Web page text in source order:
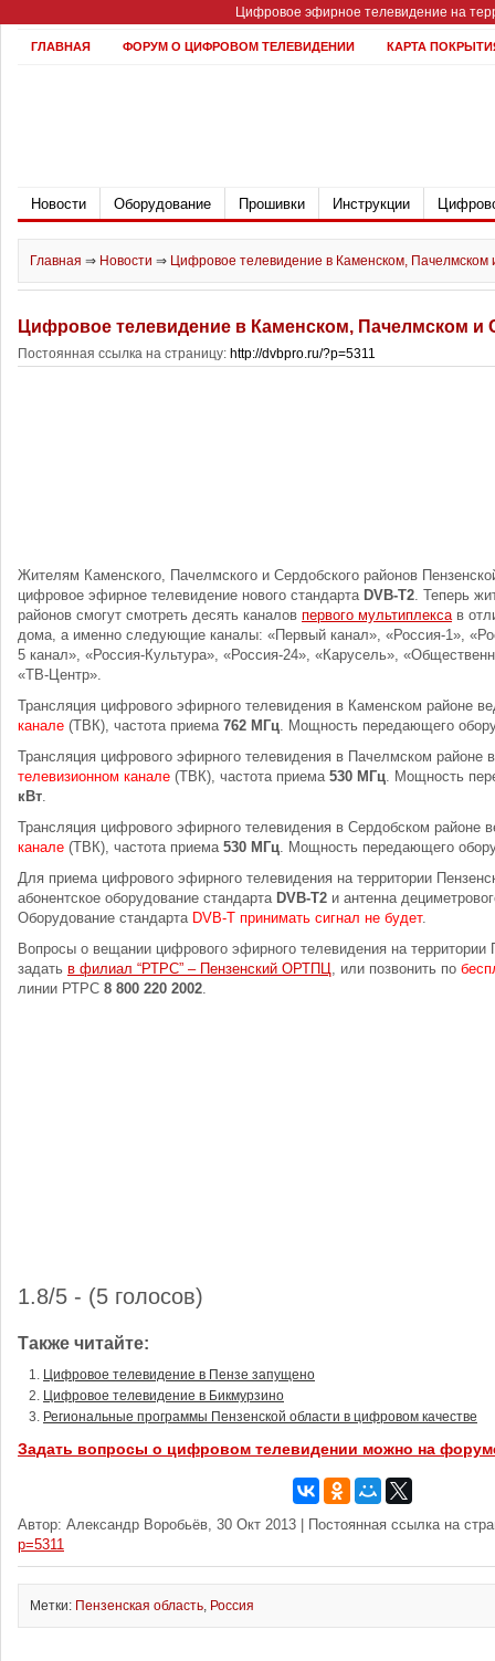
Цифровое эфирное телевидение на
ГЛАВНАЯ ФОРУМ О ЦИФРОВОМ ТЕЛЕВИДЕНИИ КАРТА
Новости Оборудование Прошивки Инструкции
Главная ⇒ Новости ⇒ Цифровое телевидение в Каменском, Пачелмском
Цифровое телевидение в Каменском, Пачелмском и
Постоянная ссылка на страницу: http://dvbpro.ru/?p=5311
Жителям Каменского, Пачелмского и Сердобского районов
цифровое эфирное телевидение нового стандарта DVB-T2. Теперь
районов смогут смотреть десять каналов первого мультиплексав
дома, а именно следующие каналы: «Первый канал», «Россия-1»,
5 канал», «Россия-Культура», «Россия-24», «Карусель»,
«ТВ-Центр».
Трансляция цифрового эфирного телевидения в Каменском районе
канале (ТВК), частота приема 762 МГц. Мощность передающего
Трансляция цифрового эфирного телевидения в Пачелмском районе
телевизионном канале (ТВК), частота приема 530 МГц. Мощность
кВт.
Трансляция цифрового эфирного телевидения в Сердобском районе
канале (ТВК), частота приема 530 МГц. Мощность передающего
Для приема цифрового эфирного телевидения на территории
абонентское оборудование стандарта DVB-T2 и антенна
Оборудование стандарта DVB-T принимать сигнал не будет.
Вопросы о вещании цифрового эфирного телевидения на территории
задать в филиал “РТРС” – Пензенский ОРТПЦ, или позвонить по
линии РТРС 8 800 220 2002.
1.8/5 - (5 голосов)
Также читайте:
Цифровое телевидение в Пензе запущено
Цифровое телевидение в Бикмурзино
Региональные программы Пензенской области в цифровом качестве
Задать вопросы о цифровом телевидении можно на
Автор: Александр Воробьёв, 30 Окт 2013 | Постоянная ссылка на
p=5311
Метки: Пензенская область, Россия